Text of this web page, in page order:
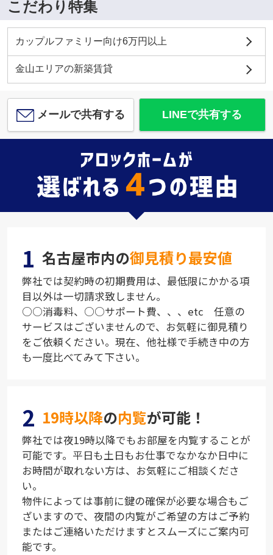
こだわり特集
カップルファミリー向け6万円以上
金山エリアの新築賃貸
メールで共有する LINEで共有する
1 名古屋市内の御見積り最安値
弊社では契約時の初期費用は、最低限にかかる項
目以外は一切請求致しません。
○○消毒料、○○サポート費、、、etc 任意の
サービスはございませんので、お気軽に御見積り
をご依頼ください。現在、他社様で手続き中の方
も一度比べてみて下さい。
2 19時以降の内覧が可能！
弊社では夜19時以降でもお部屋を内覧することが
可能です。平日も土日もお仕事でなかなか日中に
お時間が取れない方は、お気軽にご相談くださ
い。
物件によっては事前に鍵の確保が必要な場合もご
ざいますので、夜間の内覧がご希望の方はご予約
またはご連絡いただけますとスムーズにご案内可
能です。